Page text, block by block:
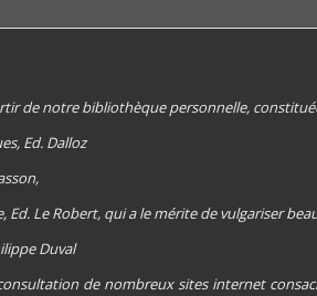
de notre bibliothèque personnelle,
Ed. Dalloz
Ed. Le Robert, qui a le mérite de vulgariser
Duval
de nombreux sites internet